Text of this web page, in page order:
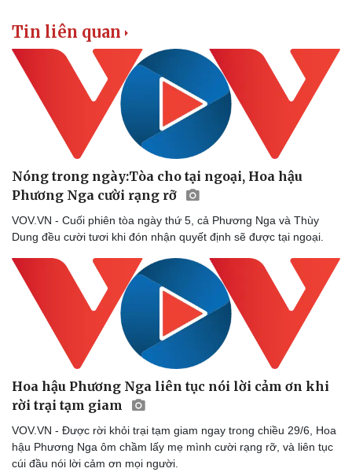
Văn hóa
Giải trí
Tin liên quan
Nóng trong ngày:Tòa cho tại ngoại, Hoa hậu
Phương Nga cười rạng rỡ
VOV.VN - Cuối phiên tòa ngày thứ 5, cả Phương Nga và Thùy
Dung đều cười tươi khi đón nhận quyết định sẽ được tại ngoại.
Hoa hậu Phương Nga liên tục nói lời cảm ơn khi
rời trại tạm giam
VOV.VN - Được rời khỏi trại tạm giam ngay trong chiều 29/6, Hoa
hậu Phương Nga ôm chầm lấy mẹ mình cười rạng rỡ, và liên tục
cúi đầu nói lời cảm ơn mọi người.